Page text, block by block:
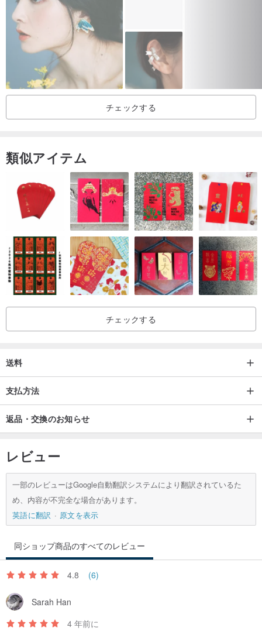
-各アイテムはユニークであり、テクスチャは完全に同じではありま
せん
-すべての写真は現物であり、異なるモニターの影響により、主に現
物で色に若干の色差があります
-メンテナンス方法-
・手で握ったりねじったりしないでください。
・少量の汚れはきれいな水で軽くコーティングできます
・直射日光の当たる場所や高温の場所に保管しないでください
・入浴、水泳、睡眠には適していません
・イヤリングを外すときにぶら下がっている部分を引っ張らないで
ください
。一部のイエロー継手が酸化するのは正常です
。着用しない場合は、箱または密閉袋に入れてください
チェックする
類似アイテム
チェックする
送料
支払方法
返品・交換のお知らせ
レビュー
一部のレビューはGoogle自動翻訳システムにより翻訳されているた
め、内容が不完全な場合があります。
英語に翻訳
原文を表示
同ショップ商品のすべてのレビュー
4.8 (6)
Sarah Han
4 年前に